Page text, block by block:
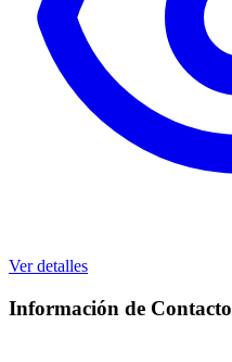
Ver detalles
Información de Contacto